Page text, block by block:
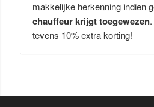
makkelijke herkenning indien
chauffeur krijgt toegewezen.
tevens 10% extra korting!